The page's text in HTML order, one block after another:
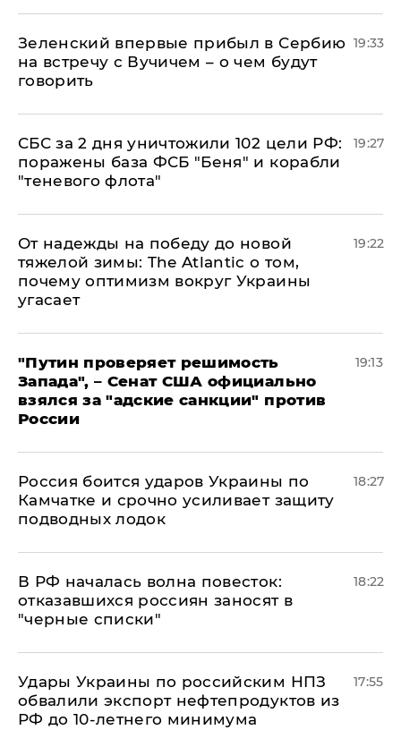
Зеленский впервые прибыл в Сербию
на встречу с Вучичем – о чем будут
говорить
19:33
СБС за 2 дня уничтожили 102 цели РФ:
поражены база ФСБ "Беня" и корабли
"теневого флота"
19:27
От надежды на победу до новой
тяжелой зимы: The Atlantic о том,
почему оптимизм вокруг Украины
угасает
19:22
"Путин проверяет решимость
Запада", – Сенат США официально
взялся за "адские санкции" против
России
19:13
Россия боится ударов Украины по
Камчатке и срочно усиливает защиту
подводных лодок
18:27
​В РФ началась волна повесток:
отказавшихся россиян заносят в
"черные списки"
18:22
Удары Украины по российским НПЗ
обвалили экспорт нефтепродуктов из
РФ до 10-летнего минимума
17:55